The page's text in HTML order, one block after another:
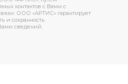
контактов с Вами с
ООО «АРТИС» гарантирует
и сохранность
сведений.